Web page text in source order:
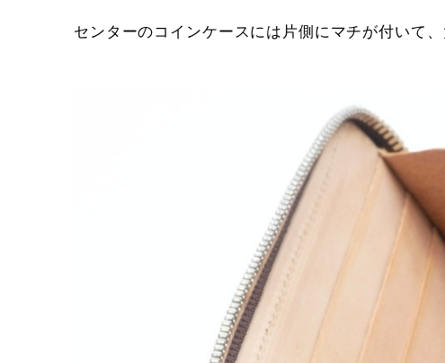
センターのコインケースには片側にマチが付いて